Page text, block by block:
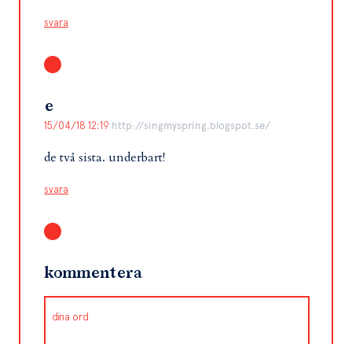
svara
e
15/04/18 12:19 http://singmyspring.blogspot.se/
de två sista. underbart!
svara
kommentera